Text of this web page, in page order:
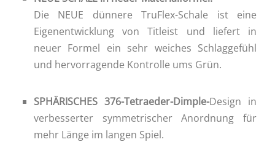
Die NEUE dünnere TruFlex-Schale ist eine
Eigenentwicklung von Titleist und liefert in
neuer Formel ein sehr weiches Schlaggefühl
und hervorragende Kontrolle ums Grün.
SPHÄRISCHES 376-Tetraeder-Dimple-Design in
verbesserter symmetrischer Anordnung für
mehr Länge im langen Spiel.